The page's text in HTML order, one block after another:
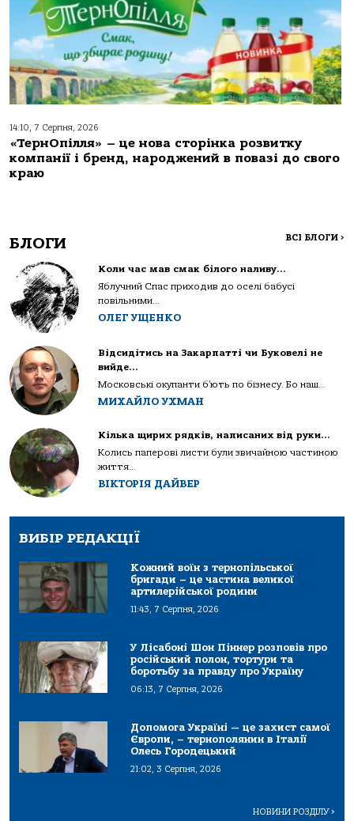
14:10, 7 Серпня, 2026
«ТернОпілля» – це нова сторінка розвитку
компанії і бренд, народжений в повазі до свого
краю
БЛОГИ ВСІ БЛОГИ >
Коли час мав смак білого наливу…
Яблучний Спас приходив до оселі бабусі
повільними...
ОЛЕГ УЩЕНКО
Відсидітись на Закарпатті чи Буковелі не
вийде…
Московські окупанти б’ють по бізнесу. Бо наш...
МИХАЙЛО УХМАН
Кілька щирих рядків, написаних від руки…
Колись паперові листи були звичайною частиною
життя...
ВІКТОРІЯ ДАЙВЕР
ВИБІР РЕДАКЦІЇ
Кожний воїн з тернопільської
бригади – це частина великої
артилерійської родини
11:43, 7 Серпня, 2026
У Лісабоні Шон Піннер розповів про
російський полон, тортури та
боротьбу за правду про Україну
06:13, 7 Серпня, 2026
Допомога Україні — це захист самої
Європи, – тернополянин в Італії
Олесь Городецький
21:02, 3 Серпня, 2026
НОВИНИ РОЗДІЛУ>